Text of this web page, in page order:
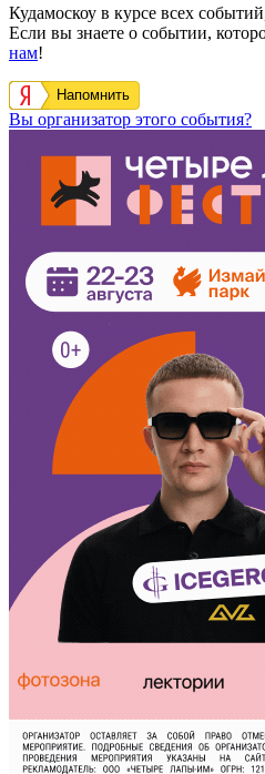
Кудамоскоу в курсе всех
Если вы знаете о событии,
нам!
Напомнить
Вы организатор этого события?